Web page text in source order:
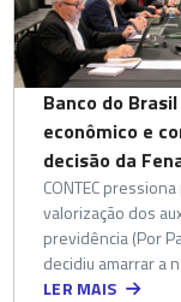
Banco do
econômico e
decisão da
CONTEC
valorização dos
previdência (Por
decidiu amarrar a
LER MAIS